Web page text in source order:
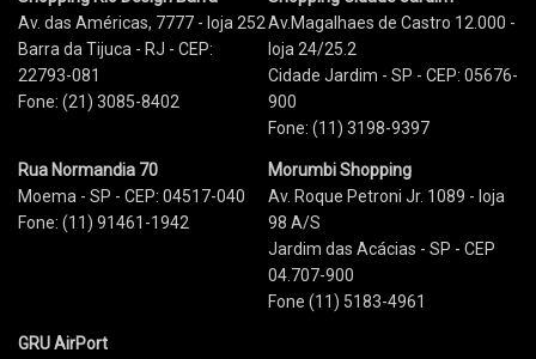
Av. das Américas, 7777 - loja 252
Barra da Tijuca - RJ - CEP:
22793-081
Fone: (21) 3085-8402
Av.Magalhaes de Castro 12.000 -
loja 24/25.2
Cidade Jardim - SP - CEP: 05676-
900
Fone: (11) 3198-9397
Rua Normandia 70
Moema - SP - CEP: 04517-040
Fone: (11) 91461-1942
Morumbi Shopping
Av. Roque Petroni Jr. 1089 - loja
98 A/S
Jardim das Acácias - SP - CEP
04.707-900
Fone (11) 5183-4961
GRU AirPort